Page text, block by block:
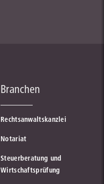
Branchen
Rechtsanwaltskanzlei
Notariat
Steuerberatung und
Wirtschaftsprüfung